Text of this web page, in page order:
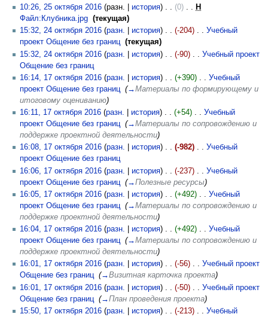
10:26, 25 октября 2016 (разн. | история) (0)
Н
Файл:Клубника.jpg (текущая)
15:32, 24 октября 2016 (разн. история) (-204)
Учебный
проект Общение без границ‎ (текущая)
15:32, 24 октября 2016 (разн. история) (-90)
Учебный проект
Общение без границ
16:14, 17 октября 2016 (разн. история) (+390)
Учебный
проект Общение без границ‎ (→Материалы по формирующему и
итоговому оцениванию)
16:11, 17 октября 2016 (разн. история) (+54)
Учебный
проект Общение без границ‎ (→Материалы по сопровождению и
поддержке проектной деятельности)
16:08, 17 октября 2016 (разн. история) (-982)
Учебный
проект Общение без границ‎
16:06, 17 октября 2016 (разн. история) (-237)
Учебный
проект Общение без границ (→Полезные ресурсы)
16:05, 17 октября 2016 (разн. история) (+492)
Учебный
проект Общение без границ‎ (→Материалы по сопровождению и
поддержке проектной деятельности)
16:04, 17 октября 2016 (разн. история) (+492)
Учебный
проект Общение без границ‎ (→Материалы по сопровождению и
поддержке проектной деятельности)
16:01, 17 октября 2016 (разн. история) (-56)
Учебный проект
Общение без границ‎ (→Визитная карточка проекта)
16:01, 17 октября 2016 (разн. история) (-50)
Учебный проект
Общение без границ (→План проведения проекта)
15:50, 17 октября 2016 (разн. история) (-213)
Учебный